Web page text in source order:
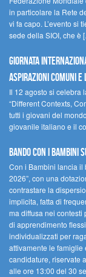
in particolare la Rete
vi fa capo. L’evento si
sede della SIOI, che è
GIORNATA
ASPIRAZIONI COMUNI E
Il 12 agosto si celebra
“Different Contexts,
tutti i giovani del
giovanile italiano e il
Bando Con i
Con i Bambini lancia il
2026”, con una
contrastare la
implicita, fatta di
ma diffusa nei contesti
di apprendimento
individualizzati per
attivamente le famiglie
candidature, riservate
alle ore 13:00 del 30